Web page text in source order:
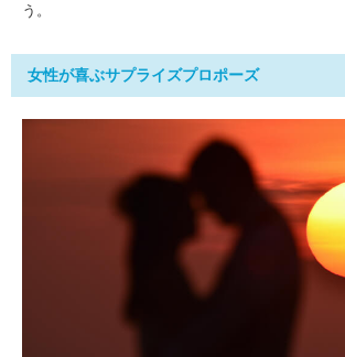
う。
女性が喜ぶサプライズプロポーズ